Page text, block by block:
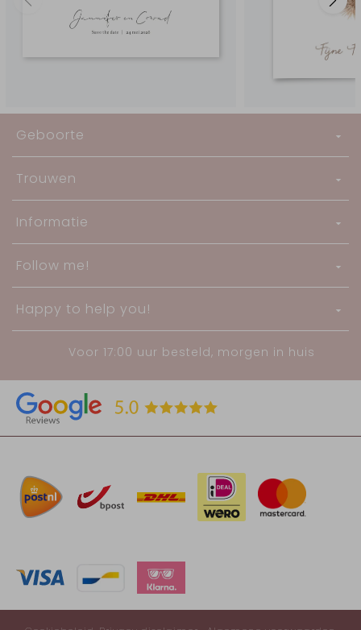
Geboorte
Trouwen
Informatie
Follow me!
Happy to help you!
Voor 17:00 uur besteld, morgen in huis